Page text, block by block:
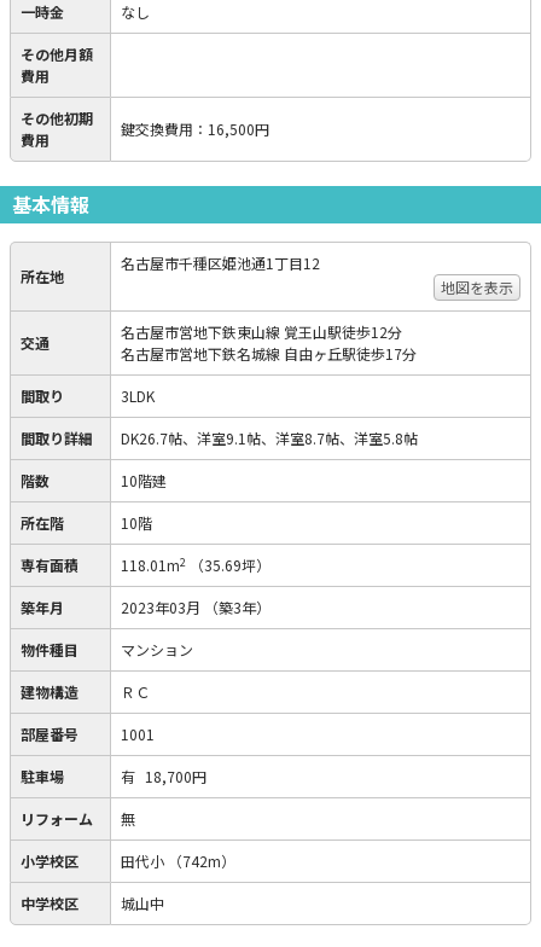
一時金 なし
その他月額
費用
その他初期
費用
鍵交換費用 ： 16,500円
基本情報
所在地
名古屋市千種区姫池通1丁目12
地図を表示
交通
名古屋市営地下鉄東山線 覚王山駅徒歩12分
名古屋市営地下鉄名城線 自由ヶ丘駅徒歩17分
間取り 3LDK
間取り詳細 DK26.7帖、洋室9.1帖、洋室8.7帖、洋室5.8帖
階数 10階建
所在階 10階
専有面積 118.01m2 （35.69坪）
築年月 2023年03月 （築3年）
物件種目 マンション
建物構造 ＲＣ
部屋番号 1001
駐車場 有 18,700円
リフォーム 無
小学校区 田代小 （742m）
中学校区 城山中